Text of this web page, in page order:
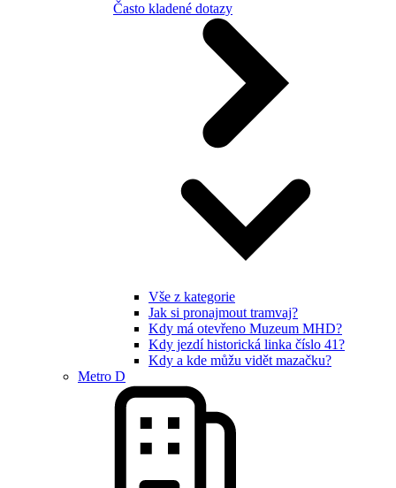
Často kladené dotazy
Vše z kategorie
Jak si pronajmout tramvaj?
Kdy má otevřeno Muzeum MHD?
Kdy jezdí historická linka číslo 41?
Kdy a kde můžu vidět mazačku?
Metro D